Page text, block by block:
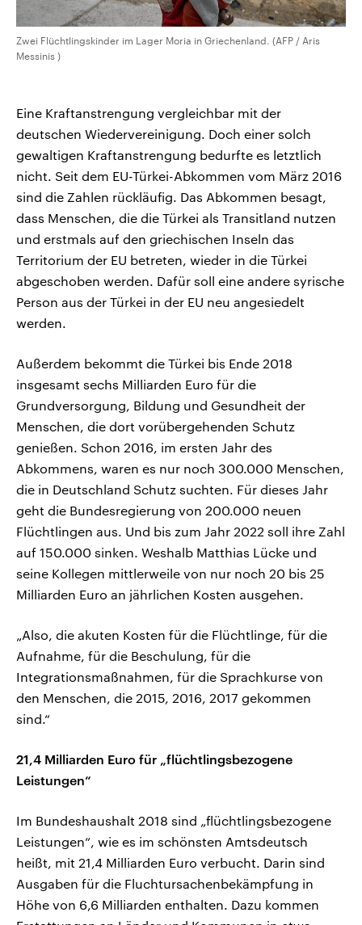
Zwei Flüchtlingskinder im Lager Moria in Griechenland. (AFP / Aris
Messinis )
Eine Kraftanstrengung vergleichbar mit der
deutschen Wiedervereinigung. Doch einer solch
gewaltigen Kraftanstrengung bedurfte es letztlich
nicht. Seit dem EU-Türkei-Abkommen vom März 2016
sind die Zahlen rückläufig. Das Abkommen besagt,
dass Menschen, die die Türkei als Transitland nutzen
und erstmals auf den griechischen Inseln das
Territorium der EU betreten, wieder in die Türkei
abgeschoben werden. Dafür soll eine andere syrische
Person aus der Türkei in der EU neu angesiedelt
werden.
Außerdem bekommt die Türkei bis Ende 2018
insgesamt sechs Milliarden Euro für die
Grundversorgung, Bildung und Gesundheit der
Menschen, die dort vorübergehenden Schutz
genießen. Schon 2016, im ersten Jahr des
Abkommens, waren es nur noch 300.000 Menschen,
die in Deutschland Schutz suchten. Für dieses Jahr
geht die Bundesregierung von 200.000 neuen
Flüchtlingen aus. Und bis zum Jahr 2022 soll ihre Zahl
auf 150.000 sinken. Weshalb Matthias Lücke und
seine Kollegen mittlerweile von nur noch 20 bis 25
Milliarden Euro an jährlichen Kosten ausgehen.
„Also, die akuten Kosten für die Flüchtlinge, für die
Aufnahme, für die Beschulung, für die
Integrationsmaßnahmen, für die Sprachkurse von
den Menschen, die 2015, 2016, 2017 gekommen
sind.“
21,4 Milliarden Euro für „flüchtlingsbezogene
Leistungen“
Im Bundeshaushalt 2018 sind „flüchtlingsbezogene
Leistungen“, wie es im schönsten Amtsdeutsch
heißt, mit 21,4 Milliarden Euro verbucht. Darin sind
Ausgaben für die Fluchtursachenbekämpfung in
Höhe von 6,6 Milliarden enthalten. Dazu kommen